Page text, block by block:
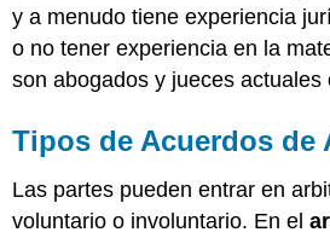
y a menudo tiene experiencia
o no tener experiencia en la
son abogados y jueces actuales
Tipos de Acuerdos de
Las partes pueden entrar en
voluntario o involuntario. En el